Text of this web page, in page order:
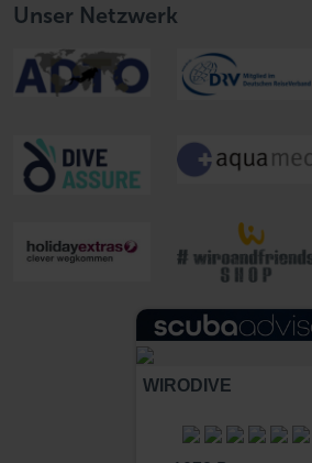
Unser Netzwerk
WIRODIVE